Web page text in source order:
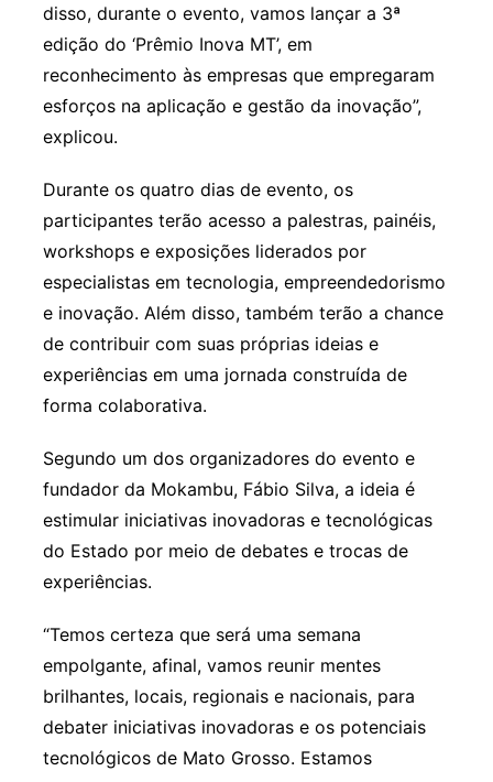
disso, durante o evento, vamos lançar a 3ª
edição do ‘Prêmio Inova MT’, em
reconhecimento às empresas que empregaram
esforços na aplicação e gestão da inovação”,
explicou.
Durante os quatro dias de evento, os
participantes terão acesso a palestras, painéis,
workshops e exposições liderados por
especialistas em tecnologia, empreendedorismo
e inovação. Além disso, também terão a chance
de contribuir com suas próprias ideias e
experiências em uma jornada construída de
forma colaborativa.
Segundo um dos organizadores do evento e
fundador da Mokambu, Fábio Silva, a ideia é
estimular iniciativas inovadoras e tecnológicas
do Estado por meio de debates e trocas de
experiências.
“Temos certeza que será uma semana
empolgante, afinal, vamos reunir mentes
brilhantes, locais, regionais e nacionais, para
debater iniciativas inovadoras e os potenciais
tecnológicos de Mato Grosso. Estamos